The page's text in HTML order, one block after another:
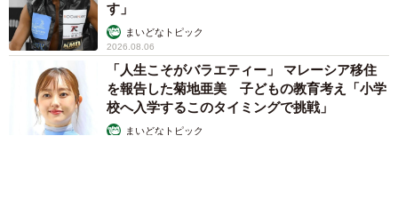
す」
まいどなトピック
2026.08.06
「人生こそがバラエティー」 マレーシア移住
を報告した菊地亜美 子どもの教育考え「小学
校へ入学するこのタイミングで挑戦」
まいどなトピック